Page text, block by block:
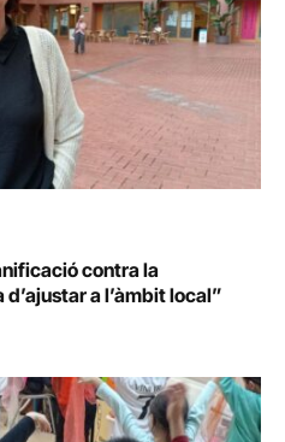
contra la
a l’àmbit local”